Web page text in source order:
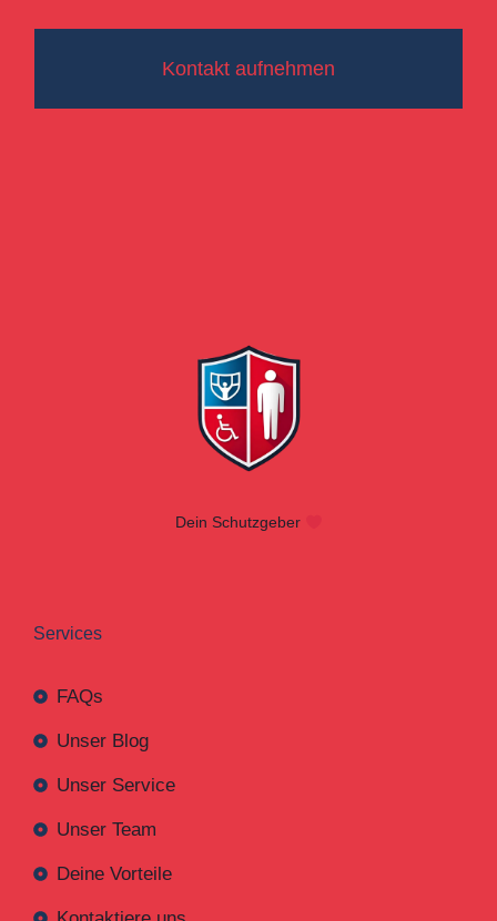
Kontakt aufnehmen
Dein Schutzgeber
Services
FAQs
Unser Blog
Unser Service
Unser Team
Deine Vorteile